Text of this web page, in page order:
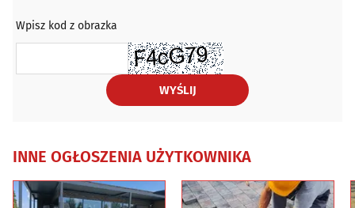
Wpisz kod z obrazka
WYŚLIJ
INNE OGŁOSZENIA UŻYTKOWNIKA